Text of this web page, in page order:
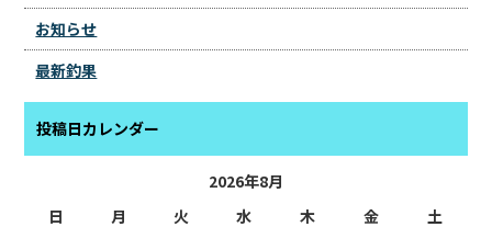
お知らせ
最新釣果
投稿日カレンダー
2026年8月
日
月 火 水 木 金 土